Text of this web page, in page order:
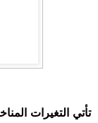
تأتي التغيرات